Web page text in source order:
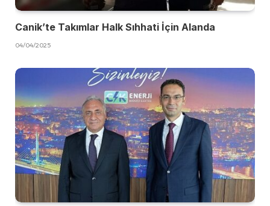
Canik’te Takımlar Halk Sıhhati İçin Alanda
04/04/2025